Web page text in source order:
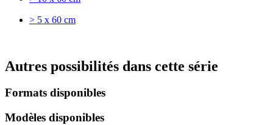
> 5 x 60 cm
Autres possibilités dans cette série
Formats disponibles
Modèles disponibles